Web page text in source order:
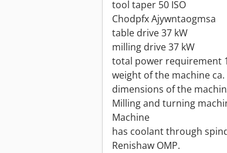
tool taper 50 ISO
Chodpfx Ajywntaogmsa
table drive 37 kW
milling drive 37 kW
total power requirement
weight of the machine ca.
dimensions of the
Milling and turning
Machine
has coolant through
Renishaw OMP.